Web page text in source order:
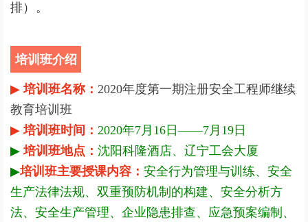
排）。
培训班介绍
▶培训班名称 ： 2020年度第一期注册安全工程师继续
教育培训班
▶培训班时间： 2020年7月16日——7月19日
▶培训班地点： 沈阳科隆酒店、辽宁工会大厦
▶培训班主要授课内容： 安全行为管理与训练、安全
生产法律法规、双重预防机制的构建、安全分析方
法、安全生产管理、企业隐患排查、应急预案编制、